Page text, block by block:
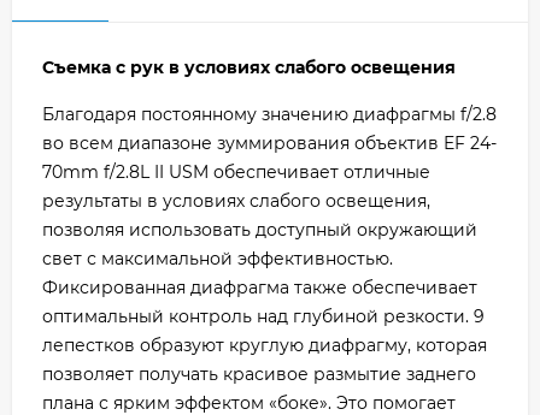
Съемка с рук в условиях слабого освещения
Благодаря постоянному значению диафрагмы f/2.8
во всем диапазоне зуммирования объектив EF 24-
70mm f/2.8L II USM обеспечивает отличные
результаты в условиях слабого освещения,
позволяя использовать доступный окружающий
свет с максимальной эффективностью.
Фиксированная диафрагма также обеспечивает
оптимальный контроль над глубиной резкости. 9
лепестков образуют круглую диафрагму, которая
позволяет получать красивое размытие заднего
плана с ярким эффектом «боке». Это помогает